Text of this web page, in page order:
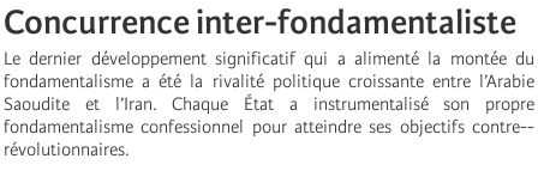
Concurrence inter-fondamentaliste
Le dernier développement significatif qui a alimenté la montée du
fondamentalisme a été la rivalité politique croissante entre l’Arabie
Saoudite et l’Iran. Chaque État a instrumentalisé son propre
fondamentalisme confessionnel pour atteindre ses objectifs contre-­
révolutionnaires.